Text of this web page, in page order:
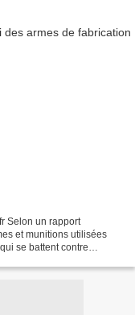
Selon un rapport
et munitions utilisées
se battent contre